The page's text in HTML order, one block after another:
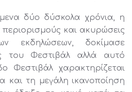
δύο δύσκολα χρόνια, η
και ακυρώσεις
εκδηλώσεων, δοκίμασε
του Φεστιβάλ αλλά αυτό
Φεστιβάλ χαρακτηρίζεται
και τη μεγάλη ικανοποίηση